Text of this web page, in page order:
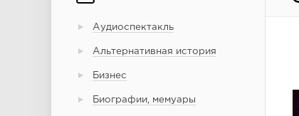
Аудиоспектакль
Альтернативная история
Бизнес
Биографии, мемуары